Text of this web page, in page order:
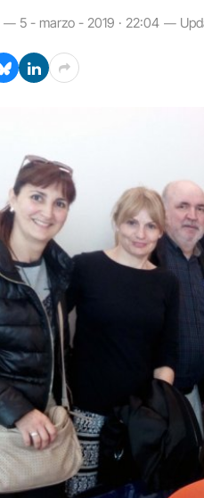
5 - marzo - 2019 · 22:04